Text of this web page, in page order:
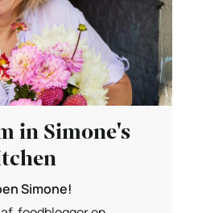
in Simone's
Simone!